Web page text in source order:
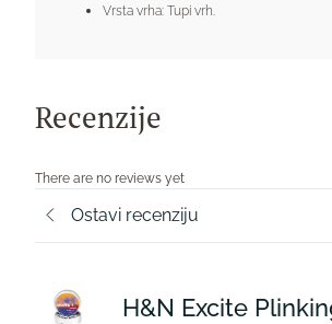
Vrsta vrha: Tupi vrh.
Recenzije
There are no reviews yet
Ostavi recenziju
H&N Excite